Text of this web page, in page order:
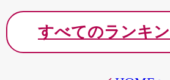
すべてのランキ